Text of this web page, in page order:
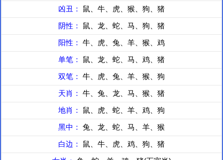
凶丑： 鼠、牛、虎、猴、狗、猪
阴性： 鼠、龙、蛇、马、狗、猪
阳性： 牛、虎、兔、羊、猴、鸡
单笔： 鼠、龙、蛇、马、鸡、猪
双笔： 牛、虎、兔、羊、猴、狗
天肖： 牛、兔、龙、马、猴、猪
地肖： 鼠、虎、蛇、羊、鸡、狗
黑中： 兔、龙、蛇、马、羊、猴
白边： 鼠、牛、虎、鸡、狗、猪